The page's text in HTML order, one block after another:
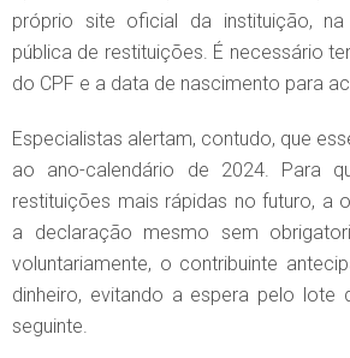
próprio site oficial da instituição,
pública de restituições. É necessário
do CPF e a data de nascimento para
Especialistas alertam, contudo, que
ao ano-calendário de 2024. Para
restituições mais rápidas no futuro, a
a declaração mesmo sem
voluntariamente, o contribuinte
dinheiro, evitando a espera pelo lote
seguinte.